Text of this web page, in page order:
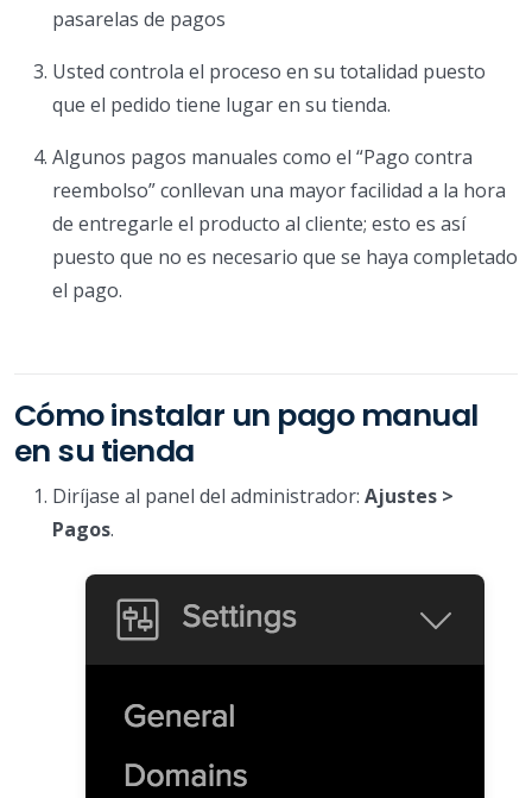
pasarelas de pagos
Usted controla el proceso en su totalidad puesto
que el pedido tiene lugar en su tienda.
Algunos pagos manuales como el “Pago contra
reembolso” conllevan una mayor facilidad a la hora
de entregarle el producto al cliente; esto es así
puesto que no es necesario que se haya completado
el pago.
Cómo instalar un pago manual
en su tienda
Diríjase al panel del administrador: Ajustes >
Pagos.